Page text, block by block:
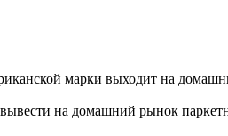
марки выходит на
на домашний рынок